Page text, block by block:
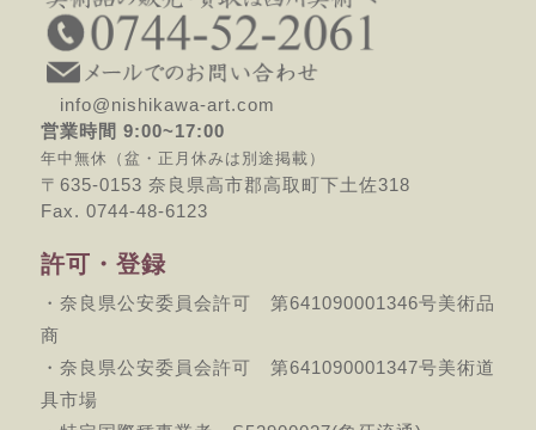
info@nishikawa-art.com
営業時間 9:00~17:00
年中無休（盆・正月休みは別途掲載）
〒635-0153 奈良県高市郡高取町下土佐318
Fax. 0744-48-6123
許可・登録
・奈良県公安委員会許可 第641090001346号美術品
商
・奈良県公安委員会許可 第641090001347号美術道
具市場